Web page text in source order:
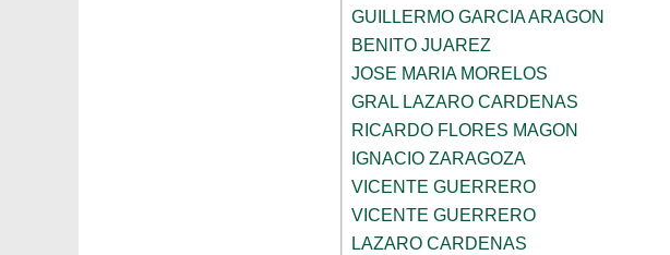
GUILLERMO GARCIA ARAGON
BENITO JUAREZ
JOSE MARIA MORELOS
GRAL LAZARO CARDENAS
RICARDO FLORES MAGON
IGNACIO ZARAGOZA
VICENTE GUERRERO
VICENTE GUERRERO
LAZARO CARDENAS